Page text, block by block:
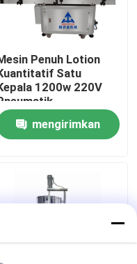
Penuh Lotion
Satu
1200w 220V
mengirimkan